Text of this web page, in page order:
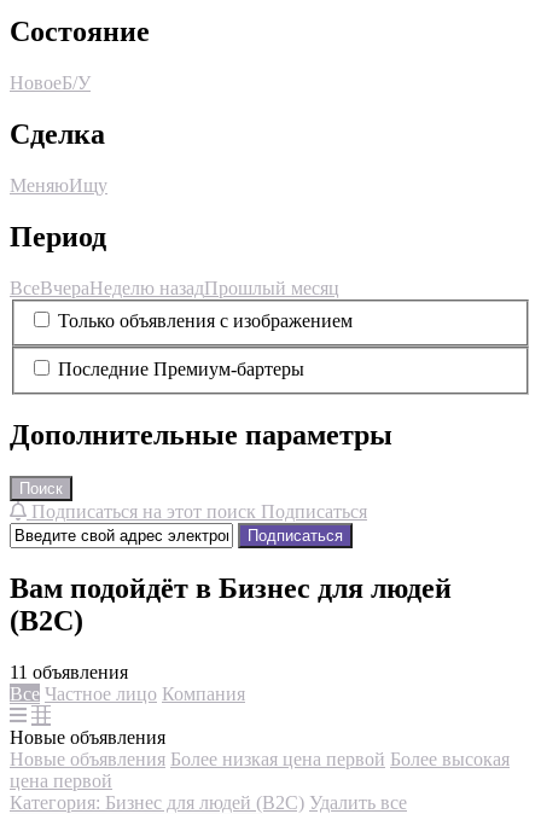
Состояние
НовоеБ/У
Сделка
МеняюИщу
Период
ВсеВчераНеделю назадПрошлый месяц
Только объявления с изображением
Последние Премиум-бартеры
Дополнительные параметры
Поиск
Подписаться на этот поиск Подписаться
Подписаться
Вам подойдёт в Бизнес для людей
(B2C)
11 объявления
Все Частное лицо Компания
Новые объявления
Новые объявления Более низкая цена первой Более высокая
цена первой
Категория: Бизнес для людей (B2C) Удалить все